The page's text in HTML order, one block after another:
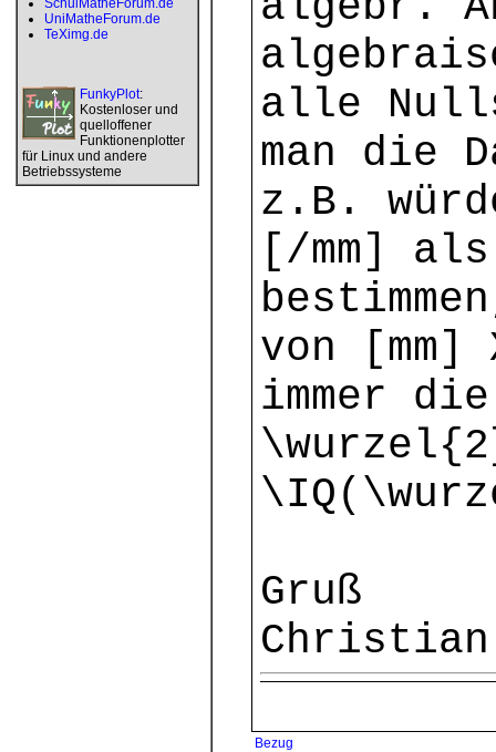
SchulMatheForum.de
UniMatheForum.de
TeXimg.de
FunkyPlot:
Kostenloser und
quelloffener
Funktionenplotter
für Linux und andere
Betriebssysteme
alle
man die
z.B.
[/mm]
von
immer
Gruß
Christian
Bezug